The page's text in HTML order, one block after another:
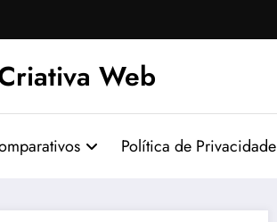
Web
Política de Privacidade